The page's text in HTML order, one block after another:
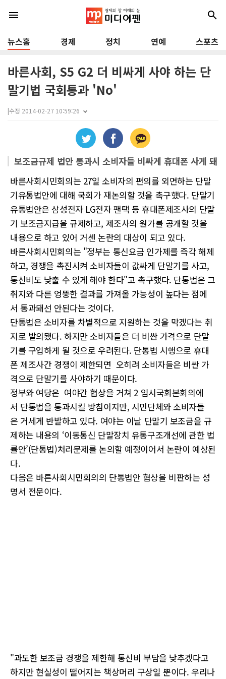
menu search
뉴스홈 경제 정치 연예 스포츠
바른사회, S5 G2 더 비싸게 사야 하는 단
말기법 국회통과 'No'
|수정 2014-02-27 10:59:26
보조금규제 법안 통과시 소비자들 비싸게 휴대폰 사게 돼
바른사회시민회의는 27일 소비자의 편의를 외면하는 단말
기유통법안에 대해 국회가 재논의할 것을 촉구했다. 단말기
유통법안은 삼성전자 LG전자 팬택 등 휴대폰제조사의 단말
기 보조금지급을 규제하고, 제조사의 원가를 공개할 것을
내용으로 하고 있어 거센 논란의 대상이 되고 있다.
바른사회시민회의는 "정부는 통신요금 인가제를 즉각 해제
하고, 경쟁을 촉진시켜 소비자들이 값싸게 단말기를 사고,
통신비도 낮출 수 있게 해야 한다"고 촉구했다. 단통법은 그
취지와 다른 엉뚱한 결과를 가져올 가능성이 높다는 점에
서 통과돼선 안된다는 것이다.
단통법은 소비자를 차별적으로 지원하는 것을 막겠다는 취
지로 발의됐다. 하지만 소비자들은 더 비싼 가격으로 단말
기를 구입하게 될 것으로 우려된다. 단통법 시행으로 휴대
폰 제조사간 경쟁이 제한되면 오히려 소비자들은 비싼 가
격으로 단말기를 사야하기 때문이다.
정부와 여당은 여야간 협상을 거쳐 2 임시국회본회의에
서 단통법을 통과시킬 방침이지만, 시민단체와 소비자들
은 거세게 반발하고 있다. 여야는 이날 단말기 보조금을 규
제하는 내용의 ‘이동통신 단말장치 유통구조개선에 관한 법
률안’(단통법)처리문제를 논의할 예정이어서 논란이 예상된
다.
다음은 바른사회시민회의의 단통법안 협상을 비판하는 성
명서 전문이다.
"과도한 보조금 경쟁을 제한해 통신비 부담을 낮추겠다고
하지만 현실성이 떨어지는 책상머리 구상일 뿐이다. 우리나